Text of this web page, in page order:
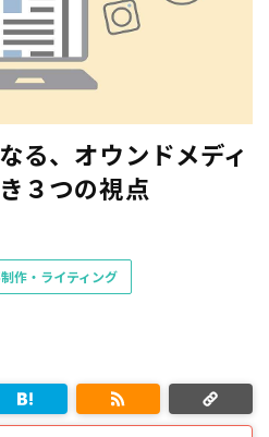
る、オウンドメディ
３つの視点
作・ライティング